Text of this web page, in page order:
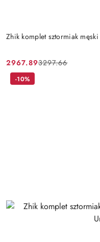
Zhik komplet sztormiak
Cena
promocyjna:
2967.89
Cena
przed
3297.66
-10%